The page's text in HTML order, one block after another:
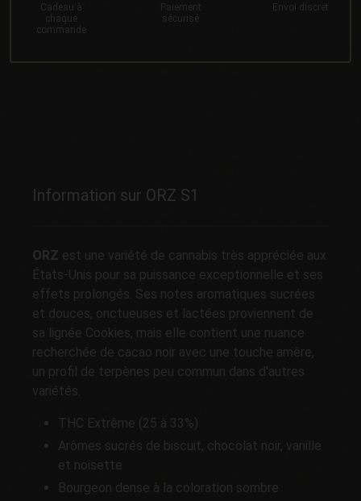
Cadeau à
chaque
commande
Paiement
sécurisé
Envoi discret
Information sur ORZ S1
ORZ est une variété de cannabis très appréciée aux
États-Unis pour sa puissance exceptionnelle et ses
effets prolongés. Ses notes aromatiques sucrées
et douces, onctueuses et lactées proviennent de
sa lignée Cookies, mais elle contient une nuance
recherchée de cacao noir avec une touche amère,
un profil de terpènes peu commun dans d'autres
variétés.
THC Extrême (25 à 33%)
Arômes sucrés de biscuit, chocolat noir, vanille
et noisette
Bourgeon dense à la coloration sombre